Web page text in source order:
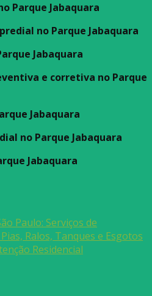
Parque Jabaquara
no Parque Jabaquara
Jabaquara
e corretiva no Parque
Jabaquara
no Parque Jabaquara
Jabaquara
Paulo: Serviços de
Ralos, Tanques e Esgotos
Residencial